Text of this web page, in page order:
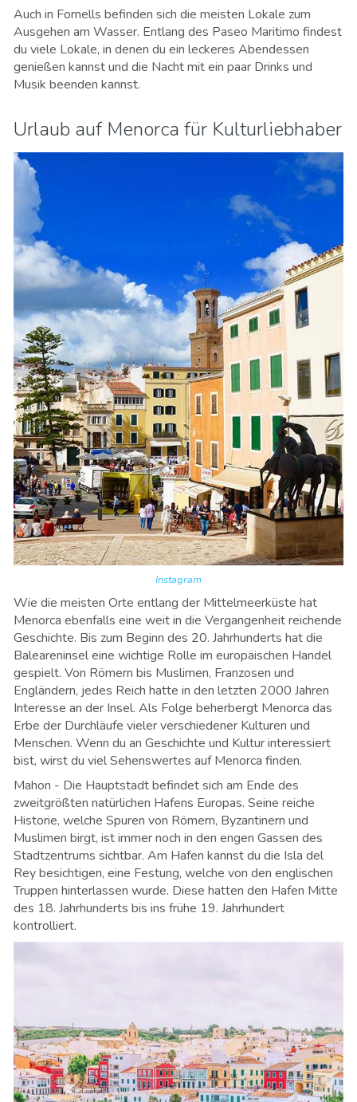
Auch in Fornells befinden sich die meisten Lokale zum
Ausgehen am Wasser. Entlang des Paseo Maritimo findest
du viele Lokale, in denen du ein leckeres Abendessen
genießen kannst und die Nacht mit ein paar Drinks und
Musik beenden kannst.
Urlaub auf Menorca für Kulturliebhaber
Instagram
Wie die meisten Orte entlang der Mittelmeerküste hat
Menorca ebenfalls eine weit in die Vergangenheit reichende
Geschichte. Bis zum Beginn des 20. Jahrhunderts hat die
Baleareninsel eine wichtige Rolle im europäischen Handel
gespielt. Von Römern bis Muslimen, Franzosen und
Engländern, jedes Reich hatte in den letzten 2000 Jahren
Interesse an der Insel. Als Folge beherbergt Menorca das
Erbe der Durchläufe vieler verschiedener Kulturen und
Menschen. Wenn du an Geschichte und Kultur interessiert
bist, wirst du viel Sehenswertes auf Menorca finden.
Mahon - Die Hauptstadt befindet sich am Ende des
zweitgrößten natürlichen Hafens Europas. Seine reiche
Historie, welche Spuren von Römern, Byzantinern und
Muslimen birgt, ist immer noch in den engen Gassen des
Stadtzentrums sichtbar. Am Hafen kannst du die Isla del
Rey besichtigen, eine Festung, welche von den englischen
Truppen hinterlassen wurde. Diese hatten den Hafen Mitte
des 18. Jahrhunderts bis ins frühe 19. Jahrhundert
kontrolliert.